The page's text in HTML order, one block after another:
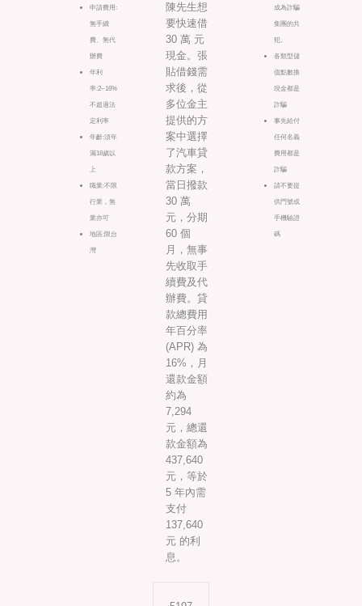
申請費用:
無手續
費、無代
辦費
年利
率:2~16%
不超過法
定利率
年齡:須年
滿18歲以
上
職業:不限
行業，無
業亦可
地區:限台
灣
陳先生想
要快速借
30 萬 元
現金。張
貼借錢需
求後，從
多位金主
提供的方
案中選擇
了汽車貸
款方案，
當日撥款
30 萬
元，分期
60 個
月，無事
先收取手
續費及代
辦費。貸
款總費用
年百分率
(APR) 為
16%，月
還款金額
約為
7,294
元，總還
款金額為
437,640
元，等於
5 年內需
支付
137,640
元 的利
息。
成為詐騙
集團的共
犯。
各類型儲
值點數換
現金都是
詐騙
事先給付
任何名義
費用都是
詐騙
請不要提
供門號或
手機驗證
碼